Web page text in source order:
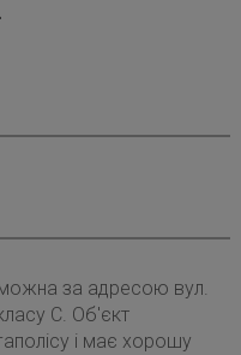
за адресою вул.
класу С. Об'єкт
і має хорошу